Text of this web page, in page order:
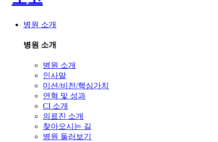
병원 소개
병원 소개
병원 소개
인사말
미션/비전/핵심가치
연혁 및 성과
CI 소개
의료진 소개
찾아오시는 길
병원 둘러보기